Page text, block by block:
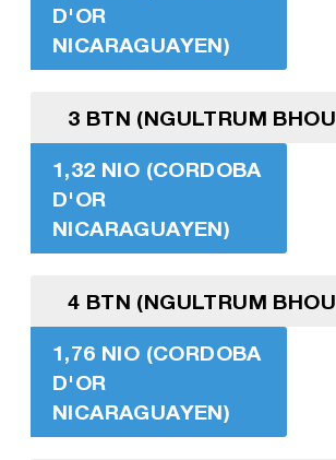
D'OR
NICARAGUAYEN)
3 BTN (NGULTRUM
1,32 NIO (CORDOBA
D'OR
NICARAGUAYEN)
4 BTN (NGULTRUM
1,76 NIO (CORDOBA
D'OR
NICARAGUAYEN)